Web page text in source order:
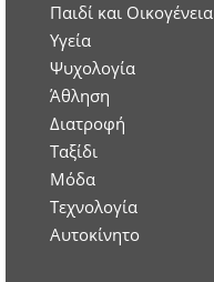
Παιδί και Οικογένεια
Υγεία
Ψυχολογία
Άθληση
Διατροφή
Ταξίδι
Μόδα
Τεχνολογία
Αυτοκίνητο